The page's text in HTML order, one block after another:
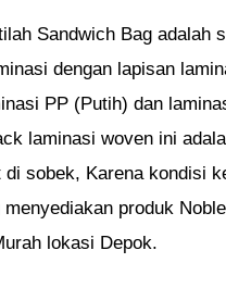
Sandwich Bag adalah
dengan lapisan
PP (Putih) dan
laminasi woven ini
sobek, Karena kondisi
produk
lokasi Depok.